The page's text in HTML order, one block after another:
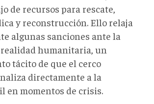
de recursos para rescate,
y reconstrucción. Ello relaja
algunas sanciones ante la
humanitaria, un
tácito de que el cerco
directamente a la
en momentos de crisis.